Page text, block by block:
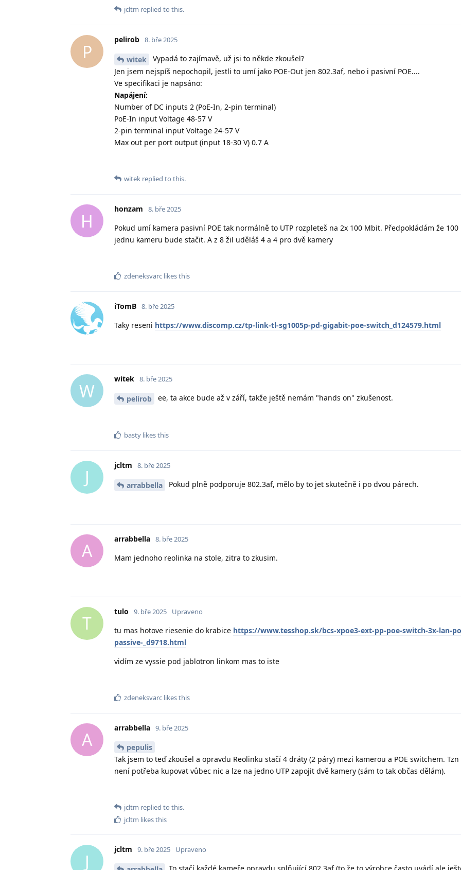
jcltm replied to this.
P
pelirob 8. bře 2025
witek
Vypadá to zajímavě, už jsi to někde zkoušel?
Jen jsem nejspíš nepochopil, jestli to umí jako POE-Out jen 802.3af, nebo i pasivní POE....
Ve specifikaci je napsáno:
Napájení:
Number of DC inputs 2 (PoE-In, 2-pin terminal)
PoE-In input Voltage 48-57 V
2-pin terminal input Voltage 24-57 V
Max out per port output (input 18-30 V) 0.7 A
witek replied to this.
H
honzam 8. bře 2025
Pokud umí kamera pasivní POE tak normálně to UTP rozpleteš na 2x 100 Mbit. Předpokládám že
jednu kameru bude stačit. A z 8 žil uděláš 4 a 4 pro dvě kamery
zdeneksvarc likes this
iTomB 8. bře 2025
Taky reseni https://www.discomp.cz/tp-link-tl-sg1005p-pd-gigabit-poe-switch_d124579.html
W
witek 8. bře 2025
pelirob ee, ta akce bude až v září, takže ještě nemám "hands on" zkušenost.
basty likes this
J
jcltm 8. bře 2025
arrabbella Pokud plně podporuje 802.3af, mělo by to jet skutečně i po dvou párech.
A
arrabbella 8. bře 2025
Mam jednoho reolinka na stole, zitra to zkusim.
T
tulo 9. bře 2025 Upraveno
tu mas hotove riesenie do krabice https://www.tesshop.sk/bcs-xpoe3-ext-pp-poe-switch-3x-lan-
passive-_d9718.html
vidím ze vyssie pod jablotron linkom mas to iste
zdeneksvarc likes this
A
arrabbella 9. bře 2025
pepulis
Tak jsem to teď zkoušel a opravdu Reolinku stačí 4 dráty (2 páry) mezi kamerou a POE switchem.
není potřeba kupovat vůbec nic a lze na jedno UTP zapojit dvě kamery (sám to tak občas dělám).
jcltm replied to this.
jcltm likes this
J
jcltm 9. bře 2025 Upraveno